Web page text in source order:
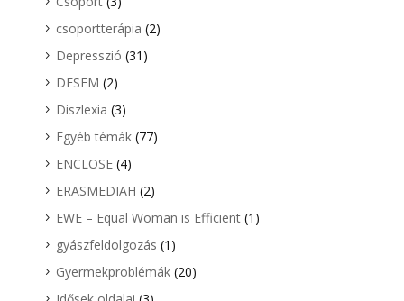
csoportterápia (2)
Depresszió (31)
DESEM (2)
Diszlexia (3)
Egyéb témák(77)
ENCLOSE(4)
ERASMEDIAH (2)
EWE – Equal Woman is Efficient(1)
gyászfeldolgozás (1)
Gyermekproblémák(20)